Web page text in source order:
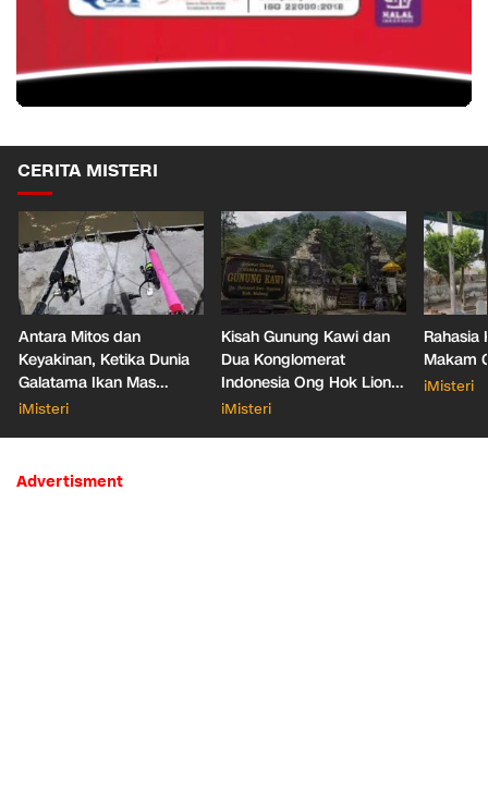
CERITA MISTERI
Antara Mitos dan
Keyakinan, Ketika Dunia
Galatama Ikan Mas
Bersentuhan dengan Hal
iMisteri
Kisah Gunung Kawi dan
Dua Konglomerat
Indonesia Ong Hok Liong
hingga Liem Sioe Liong
iMisteri
Rahasia
Makam
iMisteri
Advertisment